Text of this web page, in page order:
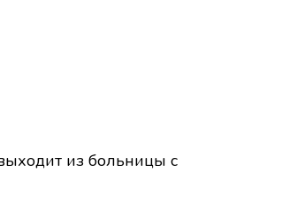
из больницы с